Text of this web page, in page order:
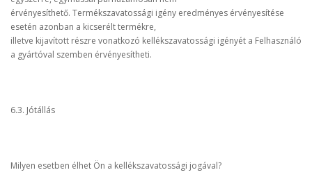
érvényesíthető. Termékszavatossági igény eredményes érvényesítése
esetén azonban a kicserélt termékre,
illetve kijavított részre vonatkozó kellékszavatossági igényét a Felhasználó
a gyártóval szemben érvényesítheti.
6.3. Jótállás
Milyen esetben élhet Ön a kellékszavatossági jogával?